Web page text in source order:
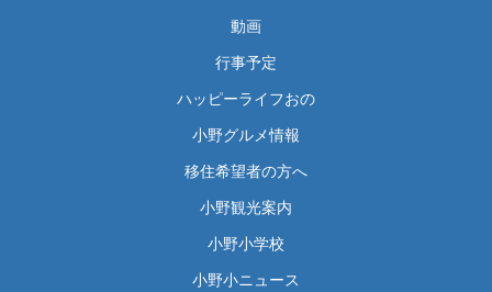
動画
行事予定
ハッピーライフおの
小野グルメ情報
移住希望者の方へ
小野観光案内
小野小学校
小野小ニュース